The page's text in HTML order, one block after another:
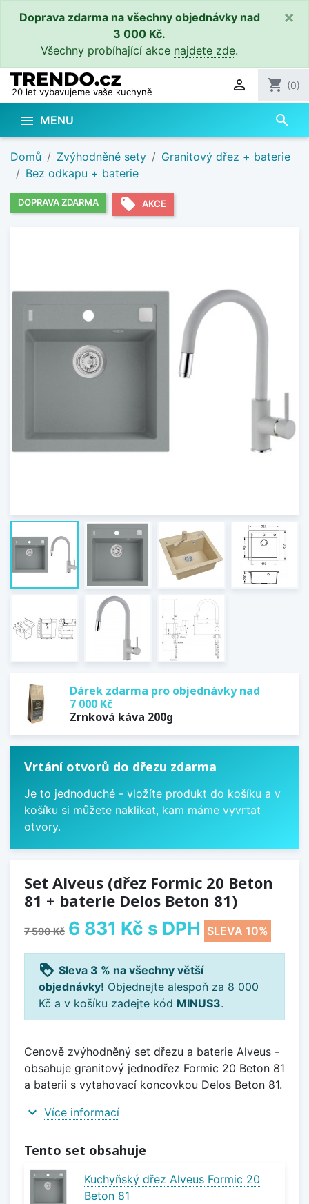
Doprava zdarma na všechny objednávky nad
3 000 Kč.
Všechny probíhající akce najdete zde.
×
20 let vybavujeme vaše kuchyně  shopping_cart (0)
 MENU search
Domů Zvýhodněné sety
Granitový dřez + baterie
Bez odkapu + baterie
DOPRAVA ZDARMA local_offer AKCE
Dárek zdarma pro objednávky nad
7 000 Kč
Zrnková káva 200g
Vrtání otvorů do dřezu zdarma
Je to jednoduché - vložíte produkt do košíku a v
košíku si můžete naklikat, kam máme vyvrtat
otvory.
Set Alveus (dřez Formic 20 Beton
81 + baterie Delos Beton 81)
7 590 Kč 6 831 Kč s DPH SLEVA 10%
loyalty Sleva 3 % na všechny větší
objednávky! Objednejte alespoň za 8 000
Kč a v košíku zadejte kód MINUS3.
Cenově zvýhodněný set dřezu a baterie Alveus -
obsahuje granitový jednodřez Formic 20 Beton 81
a baterii s vytahovací koncovkou Delos Beton 81.
expand_more Více informací
Tento set obsahuje
Kuchyňský dřez Alveus Formic 20
Beton 81